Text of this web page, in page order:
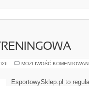
MOŻLIWOŚĆ
EsportowySklep.pl to